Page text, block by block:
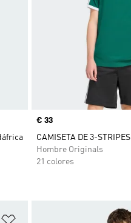
Precio
€ 33
CAMISETA DE 3-STRIPES
Hombre Originals
21 colores
Añadir a la lista de deseos